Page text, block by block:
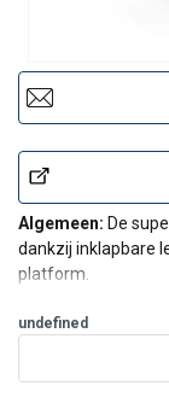
Algemeen: De
dankzij inklapbare
platform.
Kenmerken &
Opklapbare
undefined